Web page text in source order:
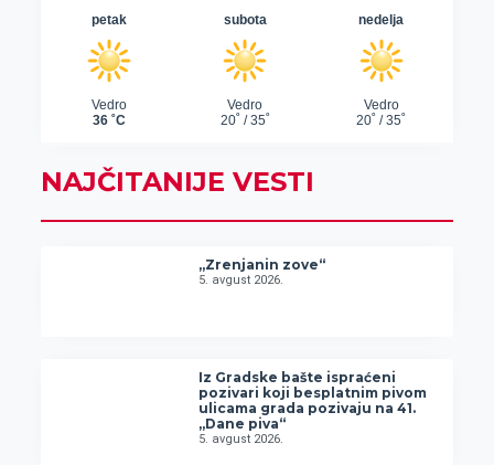
NAJČITANIJE VESTI
„Zrenjanin zove“
5. avgust 2026.
Iz Gradske bašte ispraćeni
pozivari koji besplatnim pivom
ulicama grada pozivaju na 41.
„Dane piva“
5. avgust 2026.